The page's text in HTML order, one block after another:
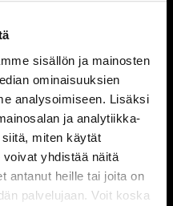
sisällön ja mainosten
ominaisuuksien
analysoimiseen. Lisäksi
ja analytiikka-
miten käytät
yhdistää näitä
antanut heille tai joita on
palvelujaan. Voit koska